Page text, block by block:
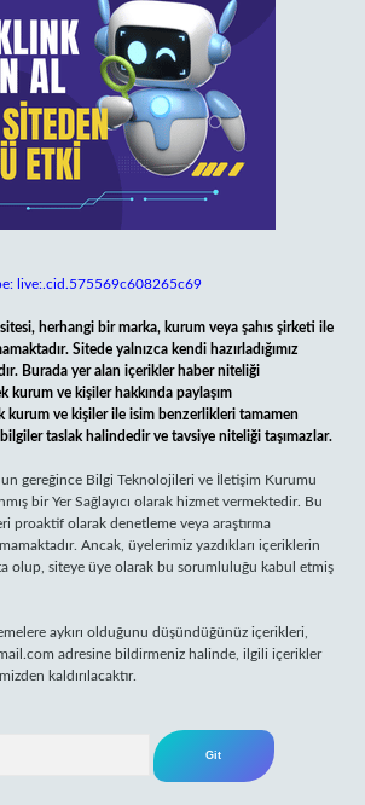
live:.cid.575569c608265c69
herhangi bir marka, kurum veya şahıs şirketi ile
Sitede yalnızca kendi hazırladığımız
Burada yer alan içerikler haber niteliği
kurum ve kişiler hakkında paylaşım
kurum ve kişiler ile isim benzerlikleri tamamen
taslak halindedir ve tavsiye niteliği taşımazlar.
gereğince Bilgi Teknolojileri ve İletişim Kurumu
bir Yer Sağlayıcı olarak hizmet vermektedir. Bu
proaktif olarak denetleme veya araştırma
Ancak, üyelerimiz yazdıkları içeriklerin
olup, siteye üye olarak bu sorumluluğu kabul etmiş
aykırı olduğunu düşündüğünüz içerikleri,
adresine bildirmeniz halinde, ilgili içerikler
kaldırılacaktır.